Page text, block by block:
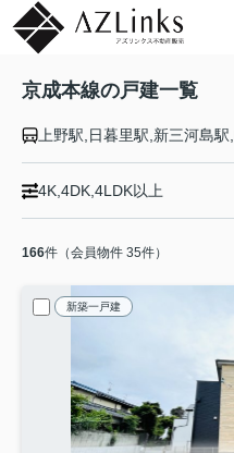
京成本線の戸建一覧
4K,4DK,4LDK以上
166件（会員物件 35件）
新築一戸建